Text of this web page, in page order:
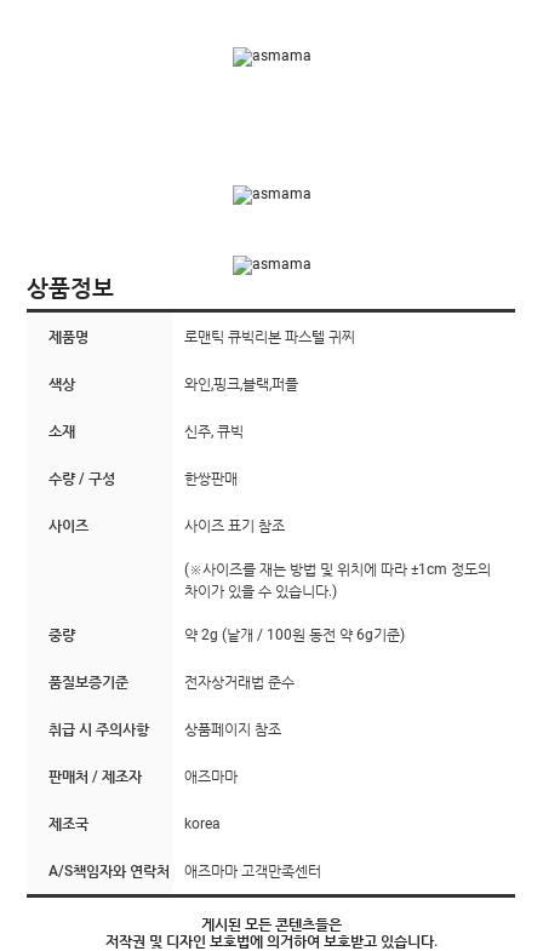
상품정보
제품명 로맨틱 큐빅리본 파스텔 귀찌
색상 와인,핑크,블랙,퍼플
소재 신주, 큐빅
수량 / 구성 한쌍판매
사이즈 사이즈 표기 참조
(※사이즈를 재는 방법 및 위치에 따라 ±1cm 정도의
차이가 있을 수 있습니다.)
중량 약 2g (낱개 / 100원 동전 약 6g기준)
품질보증기준 전자상거래법 준수
취급 시 주의사항 상품페이지 참조
판매처 / 제조자 애즈마마
제조국 korea
A/S책임자와 연락처 애즈마마 고객만족센터
게시된 모든 콘텐츠들은
저작권 및 디자인 보호법에 의거하여 보호받고 있습니다.